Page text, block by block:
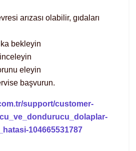
arızası olabilir, gıdaları
bekleyin
eleyin
başvurun.
support/customer-
104665531787